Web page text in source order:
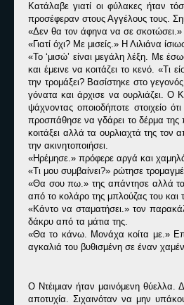
Κατάλαβε γιατί οι φύλακες ήταν
προσέφεραν στους Αγγέλους τους.
«Δεν θα τον άφηνα να σε
«Γιατί όχι? Με μισείς.» Η Λιλιάνα
«Το ‘μισώ’ είναι μεγάλη λέξη. Με
και έμεινε να κοιτάζει το κενό.
την τρομάξει? Βασίστηκε στο
γόνατα και άρχισε να ουρλιάζει. Ο
ψάχνοντας οποιοδήποτε στοιχείο
προσπάθησε να γδάρει το δέρμα της
κοιτάξει αλλά τα ουρλιαχτά της
την ακινητοποιήσει.
«Ηρέμησε.» πρόφερε αργά και
«Τι μου συμβαίνει?» ρώτησε
«Θα σου πω.» της απάντησε αλλά τα
από το κολάρο της μπλούζας του και
«Κάντο να σταματήσει.» τον
δάκρυ από τα μάτια της.
«Θα το κάνω. Μονάχα κοίτα με.»
αγκαλιά του βυθισμένη σε έναν
Ο Ντέιμιαν ήταν μαινόμενη θύελλα.
αποτυχία. Σιχαινόταν να μην